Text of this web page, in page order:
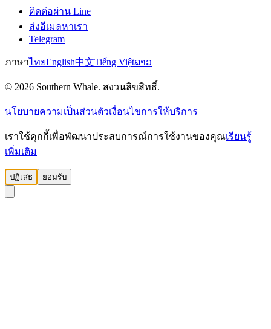
ติดต่อผ่าน Line
ส่งอีเมลหาเรา
Telegram
ภาษาไทยEnglish中文Tiếng Việtລາວ
© 2026 Southern Whale. สงวนลิขสิทธิ์.
นโยบายความเป็นส่วนตัวเงื่อนไขการให้บริการ
เราใช้คุกกี้เพื่อพัฒนาประสบการณ์การใช้งานของคุณเรียนรู้
เพิ่มเติม
ปฏิเสธ ยอมรับ